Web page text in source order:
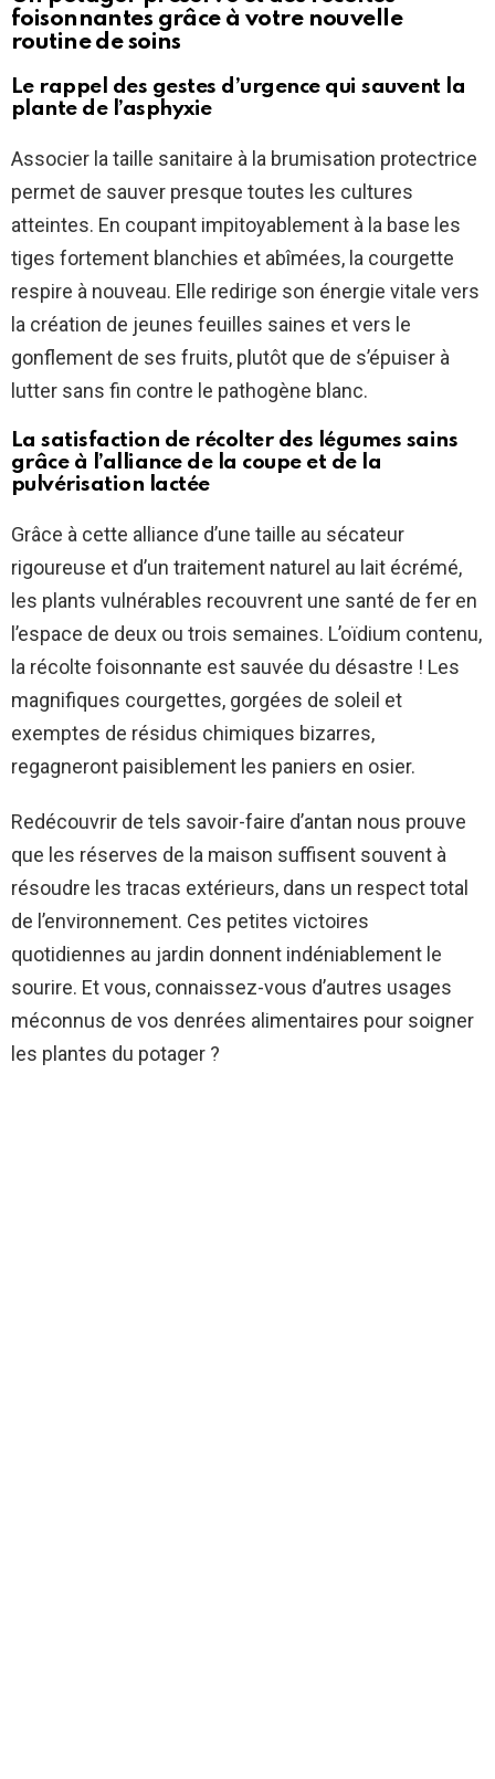
foisonnantes grâce à votre nouvelle
routine de soins
Le rappel des gestes d’urgence qui sauvent la
plante de l’asphyxie
Associer la taille sanitaire à la brumisation protectrice
permet de sauver presque toutes les cultures
atteintes. En coupant impitoyablement à la base les
tiges fortement blanchies et abîmées, la courgette
respire à nouveau. Elle redirige son énergie vitale vers
la création de jeunes feuilles saines et vers le
gonflement de ses fruits, plutôt que de s’épuiser à
lutter sans fin contre le pathogène blanc.
La satisfaction de récolter des légumes sains
grâce à l’alliance de la coupe et de la
pulvérisation lactée
Grâce à cette alliance d’une taille au sécateur
rigoureuse et d’un traitement naturel au lait écrémé,
les plants vulnérables recouvrent une santé de fer en
l’espace de deux ou trois semaines. L’oïdium contenu,
la récolte foisonnante est sauvée du désastre ! Les
magnifiques courgettes, gorgées de soleil et
exemptes de résidus chimiques bizarres,
regagneront paisiblement les paniers en osier.
Redécouvrir de tels savoir-faire d’antan nous prouve
que les réserves de la maison suffisent souvent à
résoudre les tracas extérieurs, dans un respect total
de l’environnement. Ces petites victoires
quotidiennes au jardin donnent indéniablement le
sourire. Et vous, connaissez-vous d’autres usages
méconnus de vos denrées alimentaires pour soigner
les plantes du potager ?